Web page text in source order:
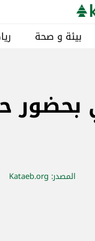
بيئة و صحة
المصدر: Kataeb.org